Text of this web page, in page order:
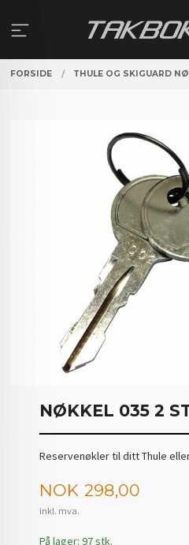
innholdet
FORSIDE THULE OG SKIGUARD
NØKKEL 035 2
Reservenøkler til ditt Thule
Pris
NOK 298,00
inkl. mva.
På lager: 97 stk.